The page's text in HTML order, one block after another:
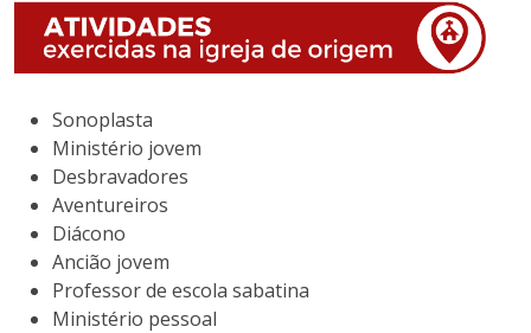
Sonoplasta
Ministério jovem
Desbravadores
Aventureiros
Diácono
Ancião jovem
Professor de escola sabatina
Ministério pessoal